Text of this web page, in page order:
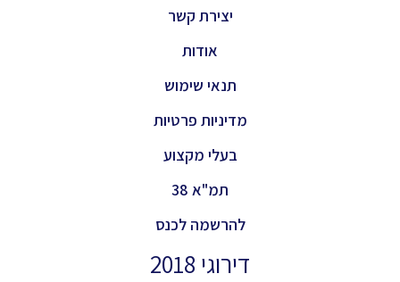
יצירת קשר
אודות
תנאי שימוש
מדיניות פרטיות
בעלי מקצוע
תמ"א 38
להרשמה לכנס
דירוגי 2018